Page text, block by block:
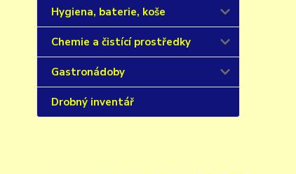
Hygiena, baterie, koše
Chemie a čistící prostředky
Gastronádoby
Drobný inventář